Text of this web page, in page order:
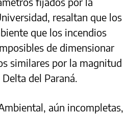
resaltan que los
que los incendios
de dimensionar
similares por la magnitud
del Paraná.
aún incompletas,